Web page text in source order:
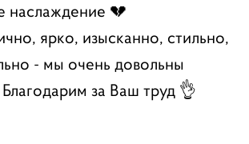
наслаждение 💔
ярко, изысканно, стильно,
- мы очень довольны
Благодарим за Ваш труд 👌